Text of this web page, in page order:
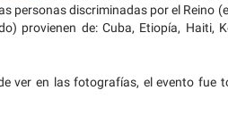
personas discriminadas por el Reino
provienen de: Cuba, Etiopía, Haiti,
ver en las fotografías, el evento fue